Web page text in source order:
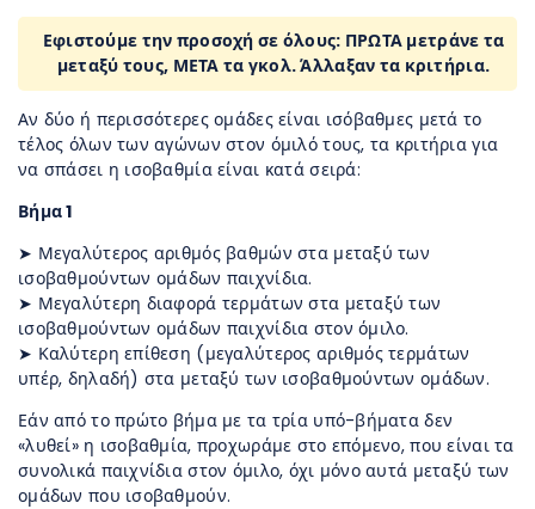
Εφιστούμε την προσοχή σε όλους: ΠΡΩΤΑ μετράνε τα
μεταξύ τους, ΜΕΤΑ τα γκολ. Άλλαξαν τα κριτήρια.
Αν δύο ή περισσότερες ομάδες είναι ισόβαθμες μετά το
τέλος όλων των αγώνων στον όμιλό τους, τα κριτήρια για
να σπάσει η ισοβαθμία είναι κατά σειρά:
Βήμα 1
➤ Μεγαλύτερος αριθμός βαθμών στα μεταξύ των
ισοβαθμούντων ομάδων παιχνίδια.
➤ Μεγαλύτερη διαφορά τερμάτων στα μεταξύ των
ισοβαθμούντων ομάδων παιχνίδια στον όμιλο.
➤ Καλύτερη επίθεση (μεγαλύτερος αριθμός τερμάτων
υπέρ, δηλαδή) στα μεταξύ των ισοβαθμούντων ομάδων.
Εάν από το πρώτο βήμα με τα τρία υπό-βήματα δεν
«λυθεί» η ισοβαθμία, προχωράμε στο επόμενο, που είναι τα
συνολικά παιχνίδια στον όμιλο, όχι μόνο αυτά μεταξύ των
ομάδων που ισοβαθμούν.